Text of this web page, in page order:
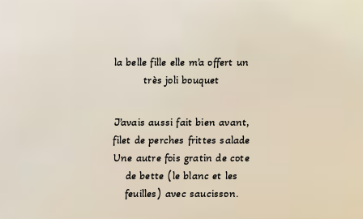
la belle fille elle m’a offert un
très joli bouquet
J’avais aussi fait bien avant,
filet de perches frittes salade
Une autre fois gratin de cote
de bette (le blanc et les
feuilles) avec saucisson.